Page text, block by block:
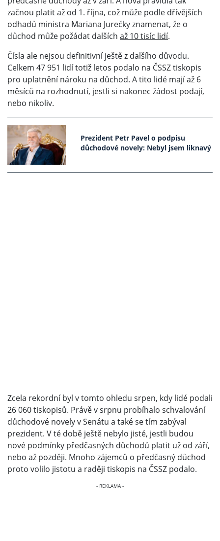
začnou platit až od 1. října, což může podle dřívějších
odhadů ministra Mariana Jurečky znamenat, že o
důchod může požádat dalších až 10 tisíc lidí.
Čísla ale nejsou definitivní ještě z dalšího důvodu.
Celkem 47 951 lidí totiž letos podalo na ČSSZ tiskopis
pro uplatnění nároku na důchod. A tito lidé mají až 6
měsíců na rozhodnutí, jestli si nakonec žádost podají,
nebo nikoliv.
Prezident Petr Pavel o podpisu
důchodové novely: Nebyl jsem liknavý
Zcela rekordní byl v tomto ohledu srpen, kdy lidé podali
26 060 tiskopisů. Právě v srpnu probíhalo schvalování
důchodové novely v Senátu a také se tím zabýval
prezident. V té době ještě nebylo jisté, jestli budou
nové podmínky předčasných důchodů platit už od září,
nebo až později. Mnoho zájemců o předčasný důchod
proto volilo jistotu a raději tiskopis na ČSSZ podalo.